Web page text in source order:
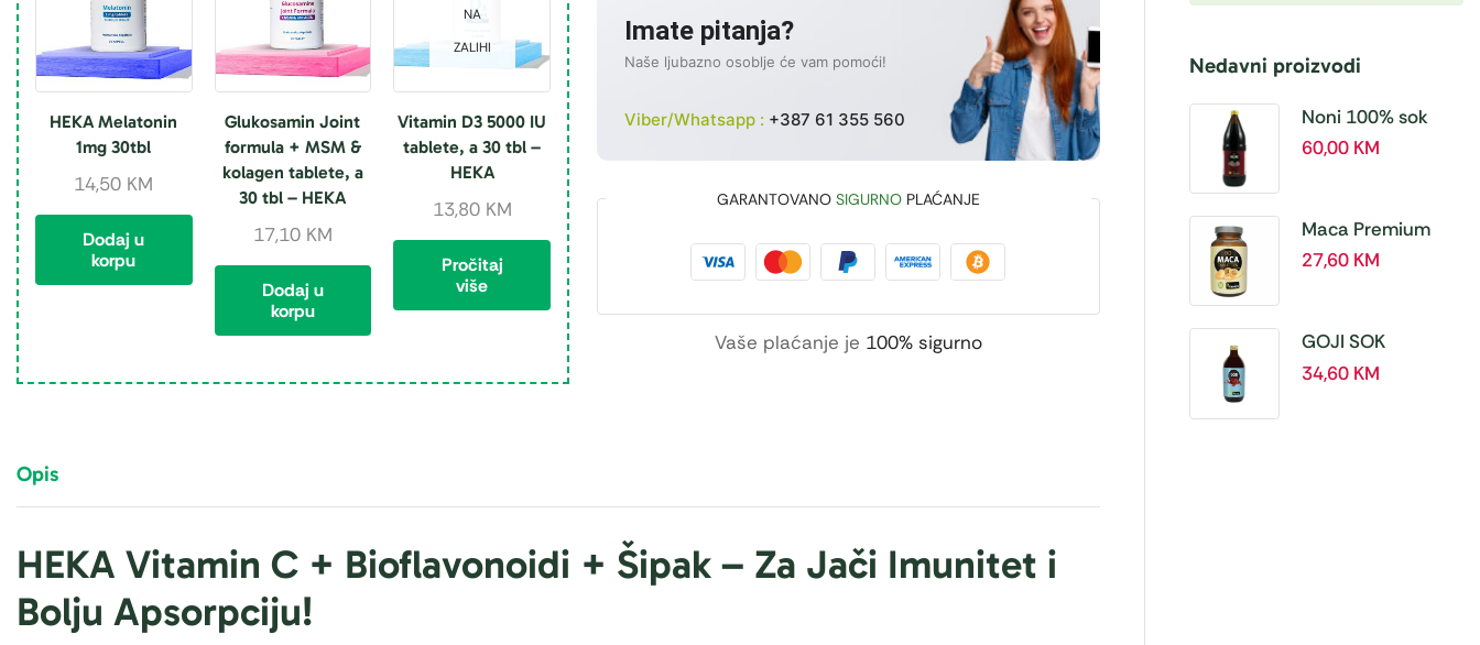
HEKA Melatonin
1mg 30tbl
14,50 KM
Dodaj u
korpu
Glukosamin Joint
formula + MSM &
kolagen tablete, a
30 tbl – HEKA
17,10 KM
Dodaj u
korpu
NA
ZALIHI
Vitamin D3 5000 IU
tablete, a 30 tbl –
HEKA
13,80 KM
Pročitaj
više
Imate pitanja?
Naše ljubazno osoblje će vam pomoći!
Viber/Whatsapp : +387 61 355 560
GARANTOVANO SIGURNOPLAĆANJE
Vaše plaćanje je 100% sigurno
Opis
HEKA Vitamin C + Bioflavonoidi + Šipak – Za Jači Imunitet i
Bolju Apsorpciju!
Nedavni proizvodi
Noni 100% sok
BIO, a 1L – Hanoju
60,00 KM
Maca Premium
BIO 500 mg
27,60 KM
GOJI SOK
PREMIUM 100% a
34,60 KM